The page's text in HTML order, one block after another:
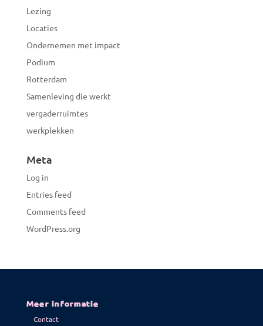
Lezing
Locaties
Ondernemen met impact
Podium
Rotterdam
Samenleving die werkt
vergaderruimtes
werkplekken
Meta
Log in
Entries feed
Comments feed
WordPress.org
Meer informatie
Contact